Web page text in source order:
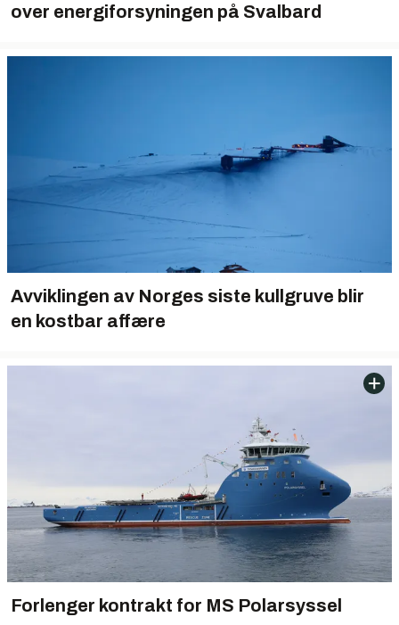
over energiforsyningen på Svalbard
Avviklingen av Norges siste kullgruve blir
en kostbar affære
Forlenger kontrakt for MS Polarsyssel